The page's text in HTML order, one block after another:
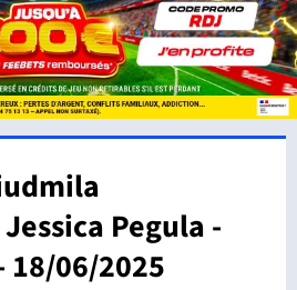
Pegula -
18/06/2025